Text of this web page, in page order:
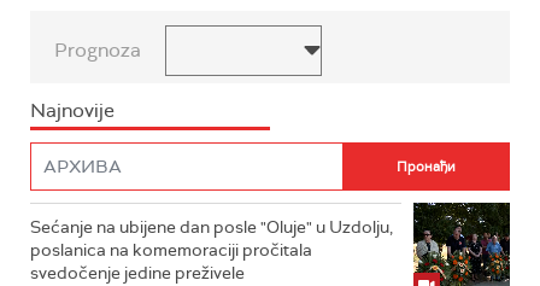
Prognoza
Najnovije
Sećanje na ubijene dan posle "Oluje" u Uzdolju,
poslanica na komemoraciji pročitala
svedočenje jedine preživele